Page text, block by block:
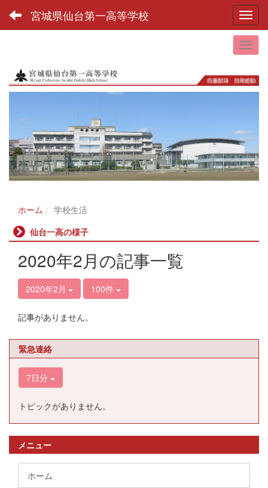
宮城県仙台第一高等学校
ホーム
学校生活
仙台一高の様子
2020年2月の記事一覧
2020年2月 100件
記事がありません。
緊急連絡
7日分
トピックがありません。
メニュー
ホーム